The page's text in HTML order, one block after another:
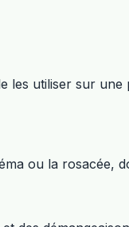
utiliser sur
ou la